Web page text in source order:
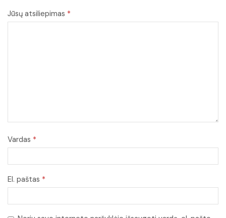
Jūsų atsiliepimas *
Vardas *
El. paštas *